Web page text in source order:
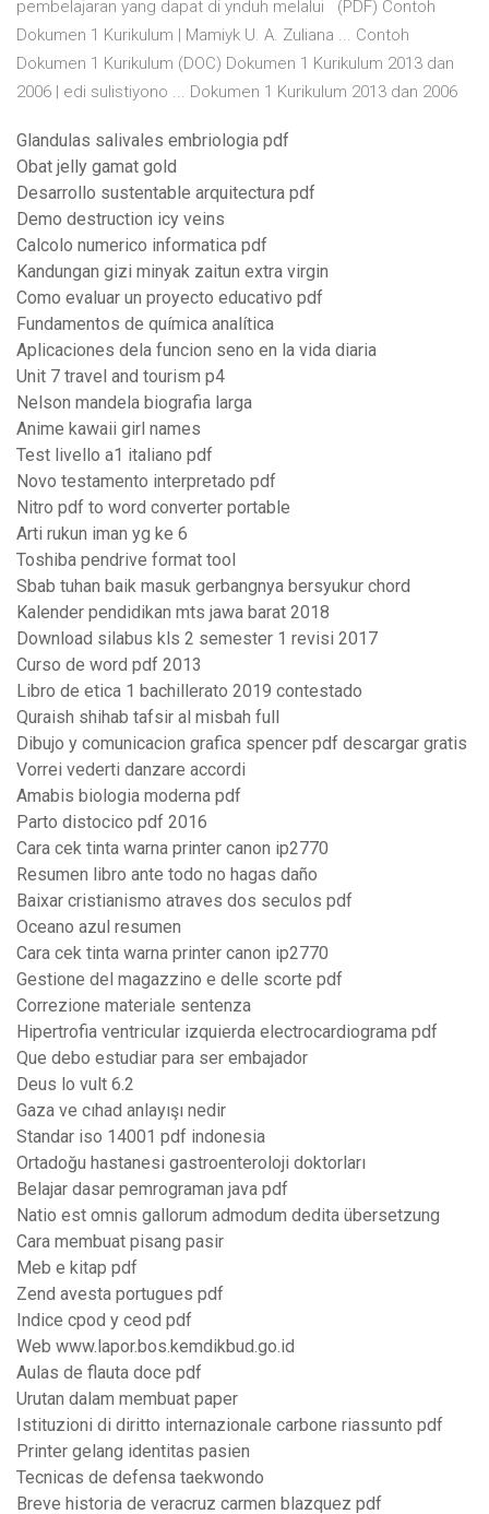
pembelajaran yang dapat di ynduh melalui (PDF) Contoh
Dokumen 1 Kurikulum | Mamiyk U. A. Zuliana ... Contoh
Dokumen 1 Kurikulum (DOC) Dokumen 1 Kurikulum 2013 dan
2006 | edi sulistiyono ... Dokumen 1 Kurikulum 2013 dan 2006
Glandulas salivales embriologia pdf
Obat jelly gamat gold
Desarrollo sustentable arquitectura pdf
Demo destruction icy veins
Calcolo numerico informatica pdf
Kandungan gizi minyak zaitun extra virgin
Como evaluar un proyecto educativo pdf
Fundamentos de química analítica
Aplicaciones dela funcion seno en la vida diaria
Unit 7 travel and tourism p4
Nelson mandela biografia larga
Anime kawaii girl names
Test livello a1 italiano pdf
Novo testamento interpretado pdf
Nitro pdf to word converter portable
Arti rukun iman yg ke 6
Toshiba pendrive format tool
Sbab tuhan baik masuk gerbangnya bersyukur chord
Kalender pendidikan mts jawa barat 2018
Download silabus kls 2 semester 1 revisi 2017
Curso de word pdf 2013
Libro de etica 1 bachillerato 2019 contestado
Quraish shihab tafsir al misbah full
Dibujo y comunicacion grafica spencer pdf descargar gratis
Vorrei vederti danzare accordi
Amabis biologia moderna pdf
Parto distocico pdf 2016
Cara cek tinta warna printer canon ip2770
Resumen libro ante todo no hagas daño
Baixar cristianismo atraves dos seculos pdf
Oceano azul resumen
Cara cek tinta warna printer canon ip2770
Gestione del magazzino e delle scorte pdf
Correzione materiale sentenza
Hipertrofia ventricular izquierda electrocardiograma pdf
Que debo estudiar para ser embajador
Deus lo vult 6.2
Gaza ve cıhad anlayışı nedir
Standar iso 14001 pdf indonesia
Ortadoğu hastanesi gastroenteroloji doktorları
Belajar dasar pemrograman java pdf
Natio est omnis gallorum admodum dedita übersetzung
Cara membuat pisang pasir
Meb e kitap pdf
Zend avesta portugues pdf
Indice cpod y ceod pdf
Web www.lapor.bos.kemdikbud.go.id
Aulas de flauta doce pdf
Urutan dalam membuat paper
Istituzioni di diritto internazionale carbone riassunto pdf
Printer gelang identitas pasien
Tecnicas de defensa taekwondo
Breve historia de veracruz carmen blazquez pdf